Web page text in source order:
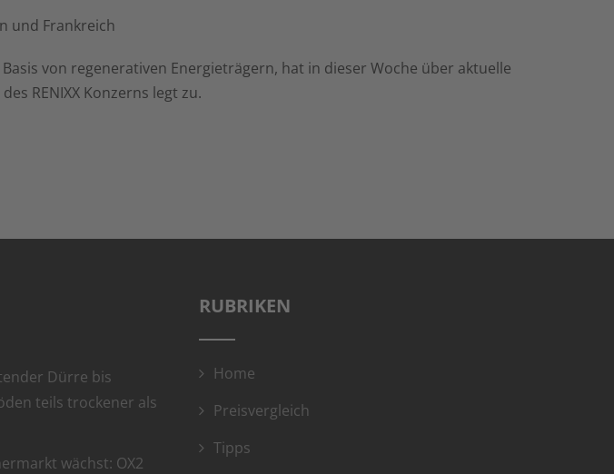
und Frankreich
von regenerativen Energieträgern, hat in dieser Woche über aktuelle
RENIXX Konzerns legt zu.
Dürre bis
teils trockener als
wächst: OX2
RUBRIKEN
Home
Preisvergleich
Tipps